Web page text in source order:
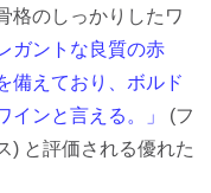
格のしっかりしたワ
ガントな良質の赤
備えており、ボルド
ンと言える。」
(フ
) と評価される優れた